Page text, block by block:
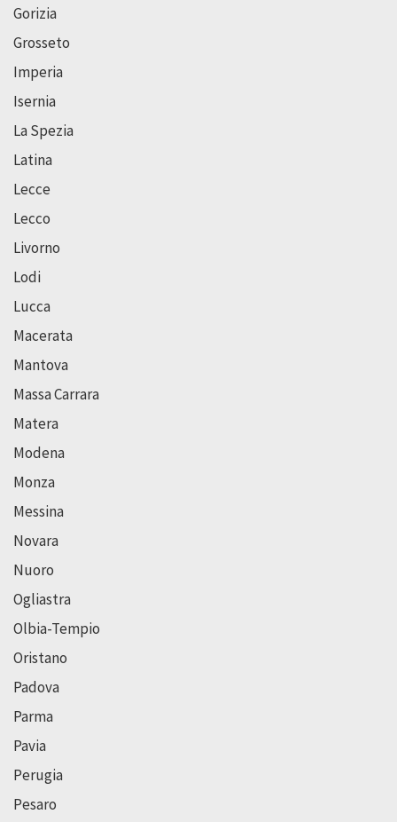
Gorizia
Grosseto
Imperia
Isernia
La Spezia
Latina
Lecce
Lecco
Livorno
Lodi
Lucca
Macerata
Mantova
Massa Carrara
Matera
Modena
Monza
Messina
Novara
Nuoro
Ogliastra
Olbia-Tempio
Oristano
Padova
Parma
Pavia
Perugia
Pesaro